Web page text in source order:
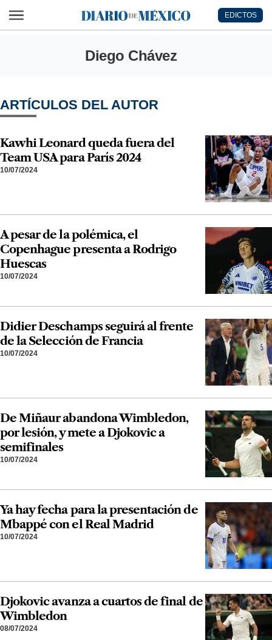
Diario de México
EDICTOS
Diego Chávez
ARTÍCULOS DEL AUTOR
Kawhi Leonard queda fuera del
Team USA para París 2024
10/07/2024
A pesar de la polémica, el
Copenhague presenta a Rodrigo
Huescas
10/07/2024
Didier Deschamps seguirá al frente
de la Selección de Francia
10/07/2024
De Miñaur abandona Wimbledon,
por lesión, y mete a Djokovic a
semifinales
10/07/2024
Ya hay fecha para la presentación de
Mbappé con el Real Madrid
10/07/2024
Djokovic avanza a cuartos de final de
Wimbledon
08/07/2024